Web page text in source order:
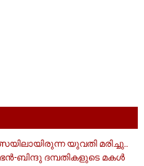
യുവതി മരിച്ചു..
ബിന്ദു ദമ്പതികളുടെ മകൾ